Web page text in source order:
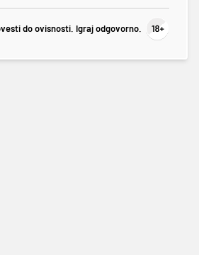
do ovisnosti. Igraj odgovorno.